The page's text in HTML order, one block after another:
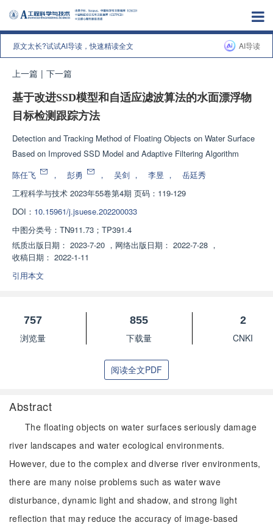
原文太长?试试AI导读，快速精读全文 AI导读
上一篇 | 下一篇
基于改进SSD模型和自适应滤波算法的水面漂浮物
目标检测跟踪方法
Detection and Tracking Method of Floating Objects on Water Surface
Based on Improved SSD Model and Adaptive Filtering Algorithm
陈任飞
， 彭勇 ， 吴剑 ， 李昱 ，
岳廷秀
工程科学与技术 2023年55卷第4期 页码：119-129
DOI： 10.15961/j.jsuese.202200033
中图分类号： TN911.73；TP391.4
纸质出版日期： 2023-7-20 ， 网络出版日期： 2022-7-28 ，
收稿日期： 2022-1-11
引用本文
757
浏览量
855
下载量
2
CNKI
阅读全文PDF
Abstract
The floating objects on water surfaces seriously damage
river landscapes and water ecological environments.
However, due to the complex and diverse river environments,
there are many noise problems such as water wave
disturbance, dynamic light and shadow, and strong light
reflection that may reduce the accuracy of image-based